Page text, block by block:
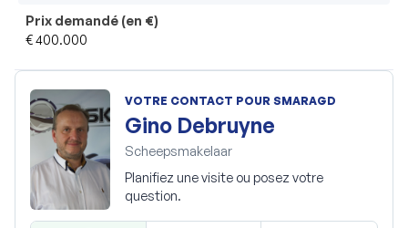
Prix demandé (en €)
€ 400.000
VOTRE CONTACT POUR SMARAGD
Gino Debruyne
Scheepsmakelaar
Planifiez une visite ou posez votre
question.